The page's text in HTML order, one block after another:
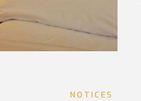
NOTICES